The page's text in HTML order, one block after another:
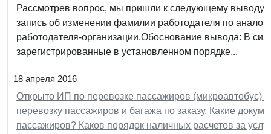
Рассмотрев вопрос, мы пришли к следующему выводу:
запись об изменении фамилии работодателя по
работодателя-организации.Обоснование вывода: В
зарегистрированные в установленном порядке...
18 апреля 2016
Открыто ИП по перевозке пассажиров (микроавтобус)
перевозку пассажиров и багажа по заказу. Какие
пассажиров? Каков порядок наличных расчетов за